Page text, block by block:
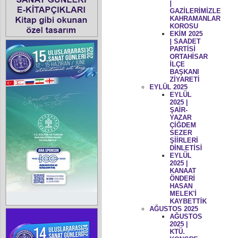
GAZİLERİMİZLE
KAHRAMANLAR
KOROSU
EKİM 2025
| SAADET
PARTİSİ
ORTAHİSAR
İLÇE
BAŞKANI
ZİYARETİ
EYLÜL 2025
EYLÜL
2025 |
ŞAİR-
YAZAR
ÇİĞDEM
SEZER
ŞİİRLERİ
DİNLETİSİ
EYLÜL
2025 |
KANAAT
ÖNDERİ
HASAN
MELEK'İ
KAYBETTİK
AĞUSTOS 2025
AĞUSTOS
2025 |
KTÜ.